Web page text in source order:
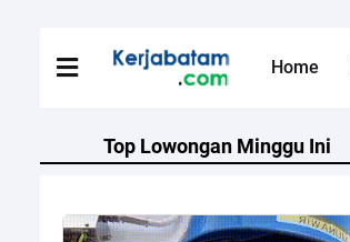
Home
Top Lowongan Minggu Ini